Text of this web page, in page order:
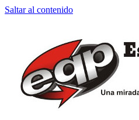
Saltar al contenido